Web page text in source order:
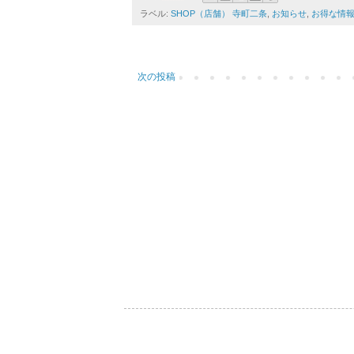
ラベル: SHOP（店舗） 寺町二条 お知らせ お得な情
次の投稿